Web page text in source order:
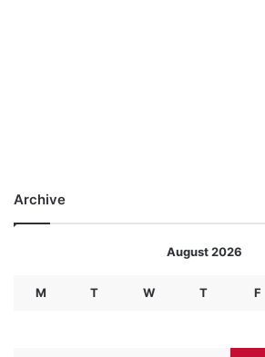
Archive
August 2026
M T W T F